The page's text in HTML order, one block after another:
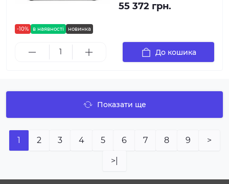
-10% в наявності новинка
55 372 грн.
До кошика
Показати ще
1 2 3 4 5 6 7 8 9 >
>|